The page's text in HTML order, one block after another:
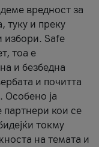
вредност за
туку и преку
избори. Safe
тоа е
и безбедна
и почитта
Особено ја
кои се
токму
на темата и